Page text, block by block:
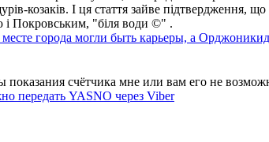
козаків. І ця стаття зайве підтвердження,
Покровським, "біля води ©" .
города могли быть карьеры, а
счётчика мне или вам его не
передать YASNO через Viber